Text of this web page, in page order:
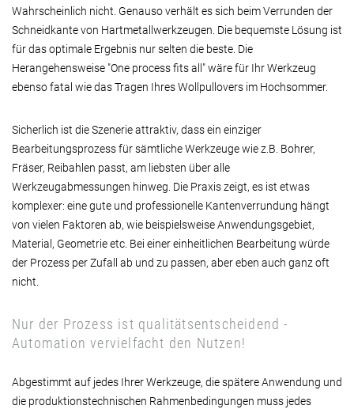
Wahrscheinlich nicht. Genauso verhält es sich beim Verrunden der
Schneidkante von Hartmetallwerkzeugen. Die bequemste Lösung ist
für das optimale Ergebnis nur selten die beste. Die
Herangehensweise "One process fits all" wäre für Ihr Werkzeug
ebenso fatal wie das Tragen Ihres Wollpullovers im Hochsommer.
Sicherlich ist die Szenerie attraktiv, dass ein einziger
Bearbeitungsprozess für sämtliche Werkzeuge wie z.B. Bohrer,
Fräser, Reibahlen passt, am liebsten über alle
Werkzeugabmessungen hinweg. Die Praxis zeigt, es ist etwas
komplexer: eine gute und professionelle Kantenverrundung hängt
von vielen Faktoren ab, wie beispielsweise Anwendungsgebiet,
Material, Geometrie etc. Bei einer einheitlichen Bearbeitung würde
der Prozess per Zufall ab und zu passen, aber eben auch ganz oft
nicht.
Nur der Prozess ist qualitätsentscheidend -
Automation vervielfacht den Nutzen!
Abgestimmt auf jedes Ihrer Werkzeuge, die spätere Anwendung und
die produktionstechnischen Rahmenbedingungen muss jedes